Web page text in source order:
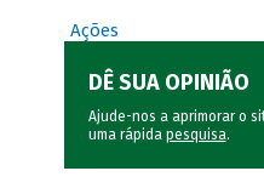
Ações
DÊ SUA OPINIÃO
Ajude-nos a aprimorar o
uma rápida pesquisa.